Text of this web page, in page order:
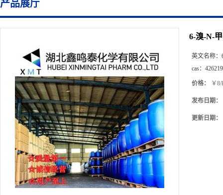
产品展厅
6-溴-N-
英文名称：
cas：
价格： ￥8/
发布日期：
更新日期：